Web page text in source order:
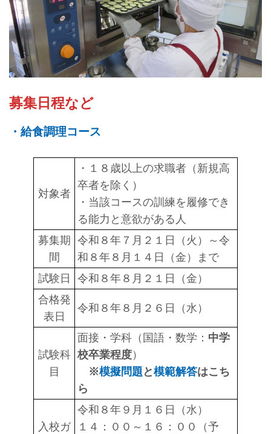
募集日程など
・給食調理コース
対象者
・１８歳以上の求職者（新規高
卒者を除く）
・当該コースの訓練を履修でき
る能力と意欲がある人
募集期
間
令和８年７月２１日（火）～令
和８年８月１４日（金）まで
試験日
令和８年８月２１日（金）
合格発
表日
令和８年８月２６日（水）
試験科
目
面接・学科（国語・数学： 中学
校卒業程度）
※模擬問題と模範解答はこち
ら
入校ガ
令和８年９月１６日（水）
１４：００～１６：００（予